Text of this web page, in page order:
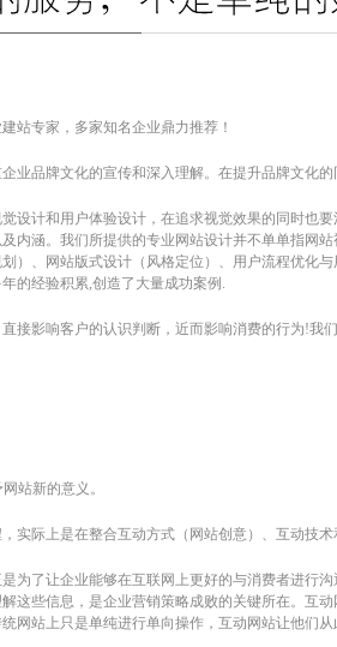
站专家，多家知名企业鼎力推荐！
业品牌文化的宣传和深入理解。在提升品牌文化
设计和用户体验设计，在追求视觉效果的同时也
内涵。我们所提供的专业网站设计并不单单指网
）、网站版式设计（风格定位）、用户流程优化
的经验积累,创造了大量成功案例.
接影响客户的认识判断，近而影响消费的行为!
站新的意义。
实际上是在整合互动方式（网站创意）、互动技术
为了让企业能够在互联网上更好的与消费者进行
这些信息，是企业营销策略成败的关键所在。互
网站上只是单纯进行单向操作，互动网站让他们